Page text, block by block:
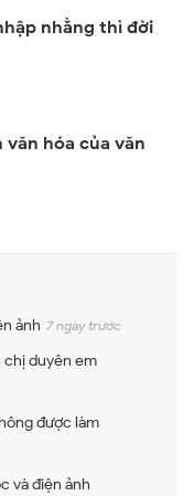
nhằng thì đời
văn hóa của văn
ảnh 7 ngày trước
chị duyên em
được làm
và điện ảnh